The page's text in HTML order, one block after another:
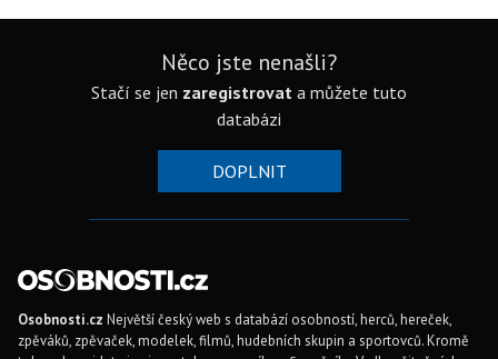
Něco jste nenašli?
Stačí se jen zaregistrovat a můžete tuto
databázi
DOPLNIT
Osobnosti.cz Největší český web s databází osobností, herců, hereček,
zpěváků, zpěvaček, modelek, filmů, hudebních skupin a sportovců. Kromě